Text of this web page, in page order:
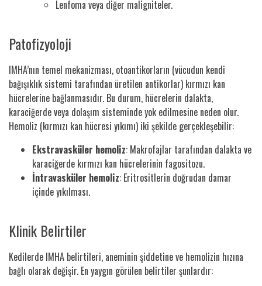
Lenfoma veya diğer maligniteler.
Patofizyoloji
IMHA’nın temel mekanizması, otoantikorların (vücudun kendi
bağışıklık sistemi tarafından üretilen antikorlar) kırmızı kan
hücrelerine bağlanmasıdır. Bu durum, hücrelerin dalakta,
karaciğerde veya dolaşım sisteminde yok edilmesine neden olur.
Hemoliz (kırmızı kan hücresi yıkımı) iki şekilde gerçekleşebilir:
Ekstravasküler hemoliz: Makrofajlar tarafından dalakta ve
karaciğerde kırmızı kan hücrelerinin fagositozu.
İntravasküler hemoliz: Eritrositlerin doğrudan damar
içinde yıkılması.
Klinik Belirtiler
Kedilerde IMHA belirtileri, aneminin şiddetine ve hemolizin hızına
bağlı olarak değişir. En yaygın görülen belirtiler şunlardır: